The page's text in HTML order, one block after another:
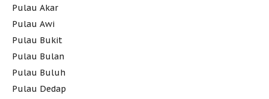
Pulau Akar
Pulau Awi
Pulau Bukit
Pulau Bulan
Pulau Buluh
Pulau Dedap